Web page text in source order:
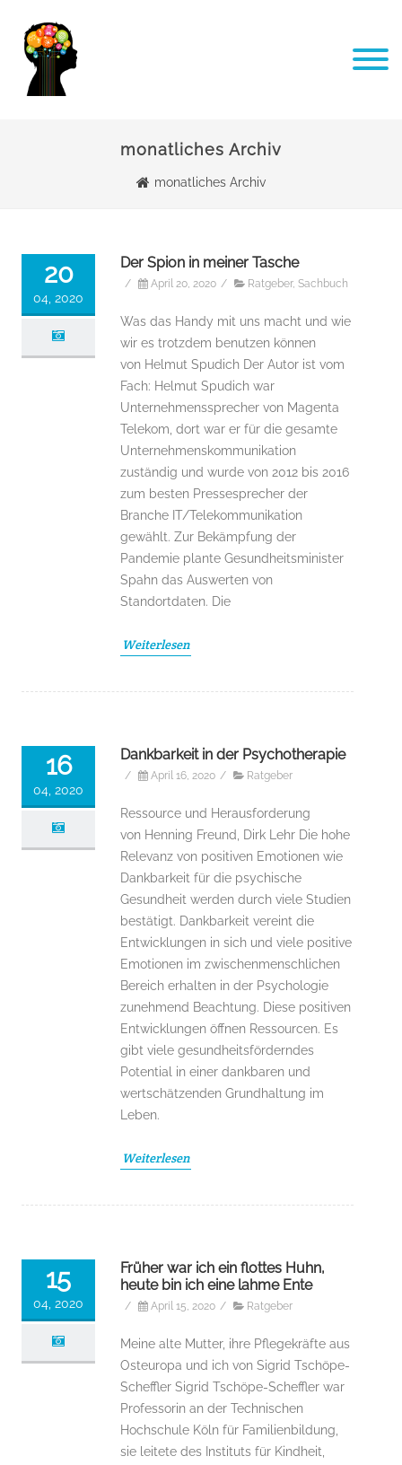
monatliches Archiv
monatliches Archiv
20
04, 2020
Der Spion in meiner Tasche
/ April 20, 2020 / Ratgeber, Sachbuch
Was das Handy mit uns macht und wie
wir es trotzdem benutzen können
von Helmut Spudich Der Autor ist vom
Fach: Helmut Spudich war
Unternehmenssprecher von Magenta
Telekom, dort war er für die gesamte
Unternehmenskommunikation
zuständig und wurde von 2012 bis 2016
zum besten Pressesprecher der
Branche IT/Telekommunikation
gewählt. Zur Bekämpfung der
Pandemie plante Gesundheitsminister
Spahn das Auswerten von
Standortdaten. Die
Weiterlesen
16
04, 2020
Dankbarkeit in der Psychotherapie
/ April 16, 2020 / Ratgeber
Ressource und Herausforderung
von Henning Freund, Dirk Lehr Die hohe
Relevanz von positiven Emotionen wie
Dankbarkeit für die psychische
Gesundheit werden durch viele Studien
bestätigt. Dankbarkeit vereint die
Entwicklungen in sich und viele positive
Emotionen im zwischenmenschlichen
Bereich erhalten in der Psychologie
zunehmend Beachtung. Diese positiven
Entwicklungen öffnen Ressourcen. Es
gibt viele gesundheitsförderndes
Potential in einer dankbaren und
wertschätzenden Grundhaltung im
Leben.
Weiterlesen
15
04, 2020
Früher war ich ein flottes Huhn,
heute bin ich eine lahme Ente
/ April 15, 2020 / Ratgeber
Meine alte Mutter, ihre Pflegekräfte aus
Osteuropa und ich von Sigrid Tschöpe-
Scheffler Sigrid Tschöpe-Scheffler war
Professorin an der Technischen
Hochschule Köln für Familienbildung,
sie leitete des Instituts für Kindheit,